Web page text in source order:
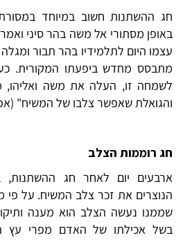
חג ההשתנות חשוב במיוחד
באופן מסתורי אל משה בהר סיני
עצמו היום לתלמידיו בהר תבור
מתבסס מחדש ביפעתו המקורית.
לשמחה זו, העלה את משה ואליהו,
והגואלת שאפשר צלבו של המשיח"
חג רוממות הצלב
הנוצרים את זכר צלב המשיח. על פי
שממנו נעשה הצלב הוא מענה
בשל אכילתו של האדם מפרי עץ